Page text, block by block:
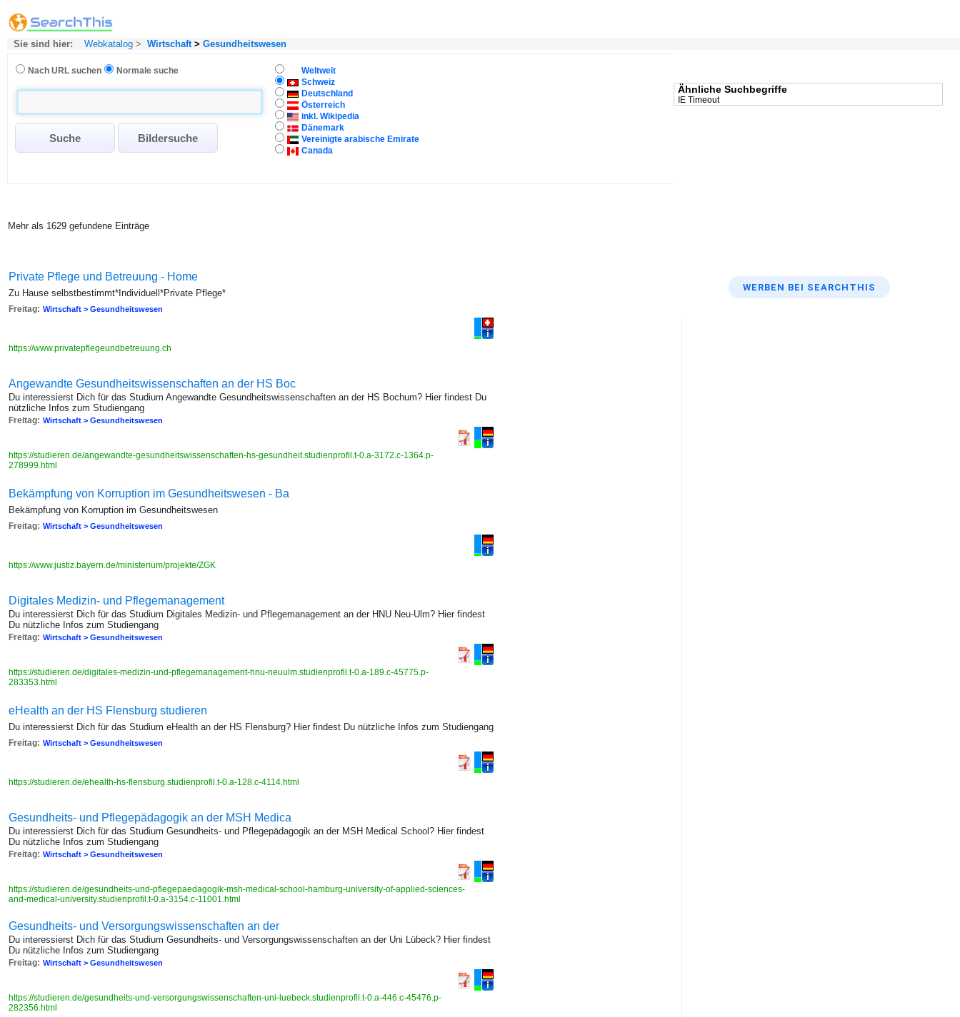
Sie sind hier: Webkatalog > Wirtschaft> Gesundheitswesen
Nach URL suchen Normale suche
Weltweit
Schweiz
Deutschland
Österreich
inkl. Wikipedia
Dänemark
Vereinigte arabische Emirate
Canada
Mehr als 1629 gefundene Einträge
Private Pflege und Betreuung - Home
Zu Hause selbstbestimmt*Individuell*Private Pflege*
Freitag: Wirtschaft > Gesundheitswesen
https://www.privatepflegeundbetreuung.ch
Angewandte Gesundheitswissenschaften an der HS Boc
Du interessierst Dich für das Studium Angewandte Gesundheitswissenschaften an der HS Bochum? Hier findest Du
nützliche Infos zum Studiengang
Freitag: Wirtschaft > Gesundheitswesen
https://studieren.de/angewandte-gesundheitswissenschaften-hs-gesundheit.studienprofil.t-0.a-3172.c-1364.p-
278999.html
Bekämpfung von Korruption im Gesundheitswesen - Ba
Bekämpfung von Korruption im Gesundheitswesen
Freitag: Wirtschaft > Gesundheitswesen
https://www.justiz.bayern.de/ministerium/projekte/ZGK
Di­gi­ta­les Me­di­zin- und Pfle­ge­ma­nage­ment
Du interessierst Dich für das Studium Di­gi­ta­les Me­di­zin- und Pfle­ge­ma­nage­ment an der HNU Neu-Ulm? Hier findest
Du nützliche Infos zum Studiengang
Freitag: Wirtschaft > Gesundheitswesen
https://studieren.de/digitales-medizin-und-pflegemanagement-hnu-neuulm.studienprofil.t-0.a-189.c-45775.p-
283353.html
eHealth an der HS Flensburg studieren
Du interessierst Dich für das Studium eHealth an der HS Flensburg? Hier findest Du nützliche Infos zum Studiengang
Freitag: Wirtschaft > Gesundheitswesen
https://studieren.de/ehealth-hs-flensburg.studienprofil.t-0.a-128.c-4114.html
Gesundheits- und Pflegepädagogik an der MSH Medica
Du interessierst Dich für das Studium Gesundheits- und Pflegepädagogik an der MSH Medical School? Hier findest
Du nützliche Infos zum Studiengang
Freitag: Wirtschaft > Gesundheitswesen
https://studieren.de/gesundheits-und-pflegepaedagogik-msh-medical-school-hamburg-university-of-applied-sciences-
and-medical-university.studienprofil.t-0.a-3154.c-11001.html
Gesundheits- und Versorgungswissenschaften an der
Du interessierst Dich für das Studium Gesundheits- und Versorgungswissenschaften an der Uni Lübeck? Hier findest
Du nützliche Infos zum Studiengang
Freitag: Wirtschaft > Gesundheitswesen
https://studieren.de/gesundheits-und-versorgungswissenschaften-uni-luebeck.studienprofil.t-0.a-446.c-45476.p-
282356.html